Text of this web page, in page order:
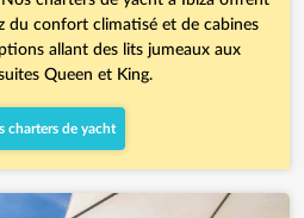
du confort climatisé et de cabines
allant des lits jumeaux aux
Queen et King.
charters de yacht